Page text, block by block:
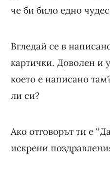
че би било едно
Вгледай се в
картички. Доволен и
което е написано
ли си?
Ако отговорът ти е
искрени